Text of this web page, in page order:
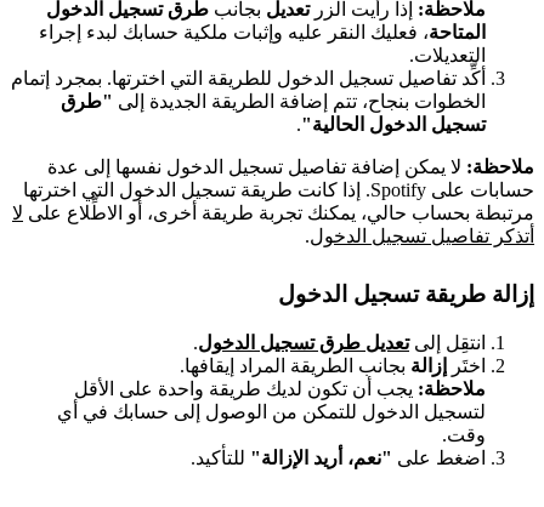
ملاحظة: إذا رأيت الزرتعديل بجانب طرق تسجيل الدخول
المتاحة، فعليك النقر عليه وإثبات ملكية حسابك لبدء إجراء
التعديلات.
أكِّد تفاصيل تسجيل الدخول للطريقة التي اخترتها. بمجرد إتمام
الخطوات بنجاح، تتم إضافة الطريقة الجديدة إلى "طرق
تسجيل الدخول الحالية".
ملاحظة: لا يمكن إضافة تفاصيل تسجيل الدخول نفسها إلى عدة
حسابات على Spotify. إذا كانت طريقة تسجيل الدخول التي اخترتها
مرتبطة بحساب حالي، يمكنك تجربة طريقة أخرى، أو الاطِّلاع على لا
أتذكر تفاصيل تسجيل الدخول.
إزالة طريقة تسجيل الدخول
انتقِل إلىتعديل طرق تسجيل الدخول.
اختَر
إزالة بجانب الطريقة المراد إيقافها.
ملاحظة: يجب أن تكون لديك طريقة واحدة على الأقل
لتسجيل الدخول للتمكن من الوصول إلى حسابك في أي
وقت.
اضغط على "نعم، أريد الإزالة" للتأكيد.